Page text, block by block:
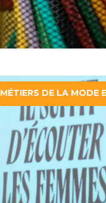
MÉTIERS DE LA MODE